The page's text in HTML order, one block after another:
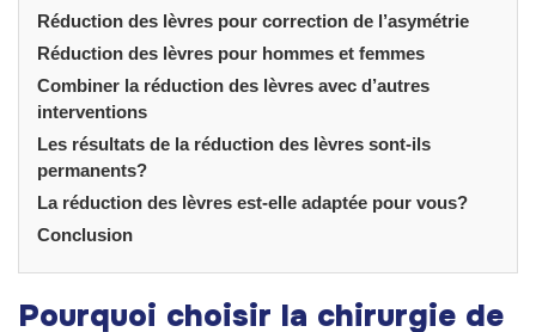
Réduction des lèvres pour correction de l’asymétrie
Réduction des lèvres pour hommes et femmes
Combiner la réduction des lèvres avec d’autres
interventions
Les résultats de la réduction des lèvres sont-ils
permanents?
La réduction des lèvres est-elle adaptée pour vous?
Conclusion
Pourquoi choisir la chirurgie de